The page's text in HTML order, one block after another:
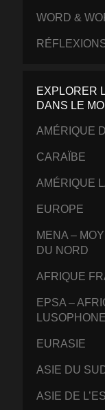
WORD &
EXPLORER
DANS LE
AMÉRIQUE
CARAÏBE
AMÉRIQUE
EUROPE
MENA –
DU NORD
AFRIQUE
EPSA –
LUSOPHONE
EURASIE
ASIE DU
ASIE DE